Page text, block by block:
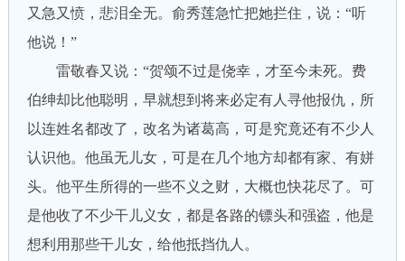
又急又愤，悲泪全无。俞秀莲急忙把她拦住，说：“听
他说！”
雷敬春又说：“贺颂不过是侥幸，才至今未死。费
伯绅却比他聪明，早就想到将来必定有人寻他报仇，所
以连姓名都改了，改名为诸葛高，可是究竟还有不少人
认识他。他虽无儿女，可是在几个地方却都有家、有姘
头。他平生所得的一些不义之财，大概也快花尽了。可
是他收了不少干儿义女，都是各路的镖头和强盗，他是
想利用那些干儿女，给他抵挡仇人。